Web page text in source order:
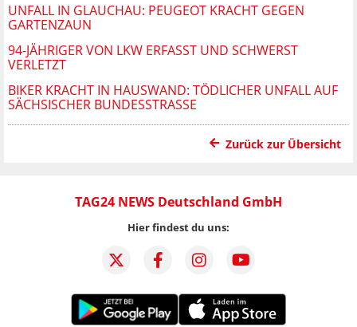
UNFALL IN GLAUCHAU: PEUGEOT KRACHT GEGEN
GARTENZAUN
94-JÄHRIGER VON LKW ERFASST UND SCHWERST
VERLETZT
BIKER KRACHT IN HAUSWAND: TÖDLICHER UNFALL AUF
SÄCHSISCHER BUNDESSTRASSE
Zurück zur Übersicht
TAG24 NEWS Deutschland GmbH
Hier findest du uns: